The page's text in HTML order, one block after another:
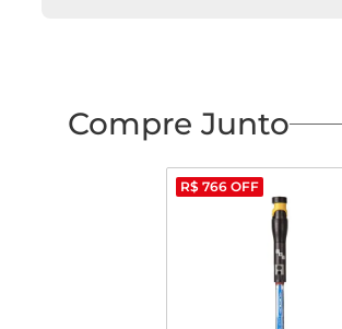
Compre Junto
R$ 766 OFF